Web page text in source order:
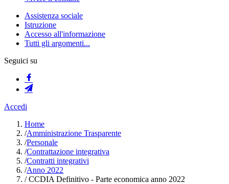
Assistenza sociale
Istruzione
Accesso all'informazione
Tutti gli argomenti...
Seguici su
Accedi
Home
/Amministrazione Trasparente
/Personale
/Contrattazione integrativa
/Contratti integrativi
/Anno 2022
/CCDIA Definitivo - Parte economica anno 2022